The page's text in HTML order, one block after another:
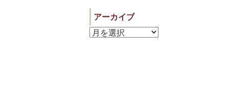
アーカイブ